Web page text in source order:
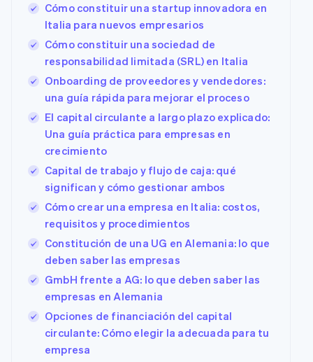
Cómo constituir una startup innovadora en
Italia para nuevos empresarios
Cómo constituir una sociedad de
responsabilidad limitada (SRL) en Italia
Onboarding de proveedores y vendedores:
una guía rápida para mejorar el proceso
El capital circulante a largo plazo explicado:
Una guía práctica para empresas en
crecimiento
Capital de trabajo y flujo de caja: qué
significan y cómo gestionar ambos
Cómo crear una empresa en Italia: costos,
requisitos y procedimientos
Constitución de una UG en Alemania: lo que
deben saber las empresas
GmbH frente a AG: lo que deben saber las
empresas en Alemania
Opciones de financiación del capital
circulante: Cómo elegir la adecuada para tu
empresa